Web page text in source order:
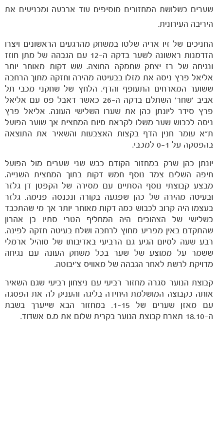
משחקים
ותוצאות
שערים בשלושת המחזורים מוסיפים עוד ארבעה ומכניעים את
היריבה העירונית.
החניכים של זיו אריה שלטו במשחק מהרגעים הראשונים ויצרו
הזדמנות ראשונה לשער בדקה ה-12 עם הגבהה של מתן חוזז
ונגיחה של רז יצחק שחמקה החוצה. שש דקות מאוחר יותר
אליאל פרץ ניסה את מזלו בבעיטה מהירה וחזקה מתוך הרחבה
ששוער המארחים התעופף והדף. הלחץ של שחקני מכבי תל
אביב 'שחר' השתלם בדקה ה-26 כאשר דאבל פס עם אליאל
פרץ סידר ליונתן כהן את שערו השלישי העונה. אליאל פרץ
ניסה לכבוש שער משלו לקראת סיום המחצית אך שוער הפועל
ת"א עומר חנין הדף בקצות האצבעות והשאיר את התוצאה
בהפסקה על 0-1 למכבי.
יונתן כהן שרק במחזור הקודם כבש שני שערים מול הפועל
חיפה השלים צמד נוסף חמש דקות בתוך המחצית השנייה.
מבצע קבוצתי נוסף הסתיים עם מסירה של הקפטן דן גלזר
ובעיטה מהירה של כהן שפגעה בקורה ונכנסה פנימה. גלזר
בעצמו היה קרוב לכבוש כמה דקות מאוחר יותר אך מי שהתכבד
בשלישי של הצהובים היה המחליף הטרי סתיו בן אהרון
שהתקדם באין מפריע מחוץ לרחבה ושלח בעיטה חזקה לפינה.
רבע שעה לסיום הגיע גם הרביעי באדיבותו של סוהיל ארמלי
ששמר על ממוצע של שער בכל משחק העונה עם נגיחה
מדויקת לרשת לאחר הגבהה של מאוויס צ'יבוטה.
קבוצת הנוער סגרה מחזור רביעי עם ניצחון רביעי שגם השאיר
אותה כקבוצה המושלמת היחידה בליגה והעניק לה את הפסגה
עם מאזן שערים של 1-15. במחזור הבא שייערך בשבת
ה-18.10 תארח קבוצת הנוער בקרית שלום את מ.ס אשדוד.